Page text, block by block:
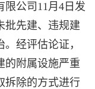
限公司11月4日发
批先建、违规建
经评估论证，
的附属设施严重
拆除的方式进行